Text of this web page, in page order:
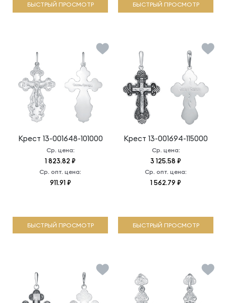
БЫСТРЫЙ ПРОСМОТР БЫСТРЫЙ ПРОСМОТР
Крест 13-001648-101000
Ср. цена:
1 823.82 ₽
Ср. опт. цена:
911.91 ₽
БЫСТРЫЙ ПРОСМОТР
Крест 13-001694-115000
Ср. цена:
3 125.58 ₽
Ср. опт. цена:
1 562.79 ₽
БЫСТРЫЙ ПРОСМОТР